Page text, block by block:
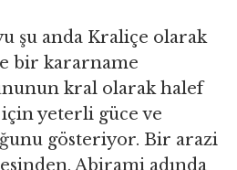
şu anda Kraliçe olarak
bir kararname
kral olarak halef
için yeterli güce ve
gösteriyor. Bir arazi
Abirami adında